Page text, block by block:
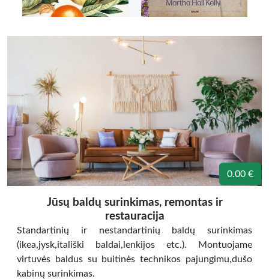
0.00 €
Jūsų baldų surinkimas, remontas ir
restauracija
Standartinių ir nestandartinių baldų surinkimas
(ikea,jysk,itališki baldai,lenkijos etc.). Montuojame
virtuvės baldus su buitinės technikos pajungimu,dušo
kabinų surinkimas.